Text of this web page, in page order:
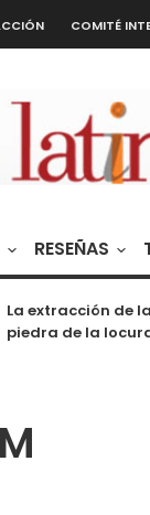
COMITÉ
RESEÑAS
La extracción de la
piedra de la locura